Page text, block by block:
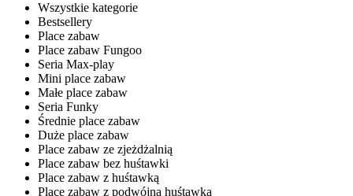
Wszystkie kategorie
Bestsellery
Place zabaw
Place zabaw Fungoo
Seria Max-play
Mini place zabaw
Małe place zabaw
Seria Funky
Średnie place zabaw
Duże place zabaw
Place zabaw ze zjeżdżalnią
Place zabaw bez huśtawki
Place zabaw z huśtawką
Place zabaw z podwójną huśtawką